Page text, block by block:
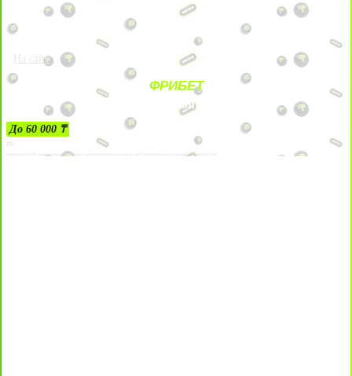
На сайт
ФРИБЕТ
ЗА ДЕПОЗИТЫ
До 60 000 ₸
21+
Лицензии №24514359, выданной комитетом индустрии туризма Министерства культуры и спорта Республики Казахстан срок до 27 сентября 2034 года.